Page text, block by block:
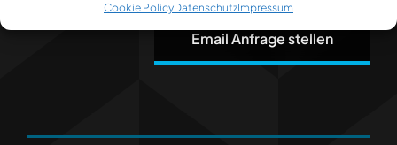
Cookie PolicyDatenschutzImpressum
Email Anfrage stellen